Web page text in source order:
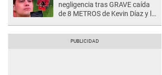
negligencia tras GRAVE caída
de 8 METROS de Kevin Díaz y lo